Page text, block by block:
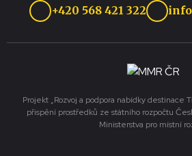
+420 568 421 322
Projekt „Rozvoj a podpora nabídky destinace
přispění prostředků ze státního rozpočtu
Ministerstva pro místní